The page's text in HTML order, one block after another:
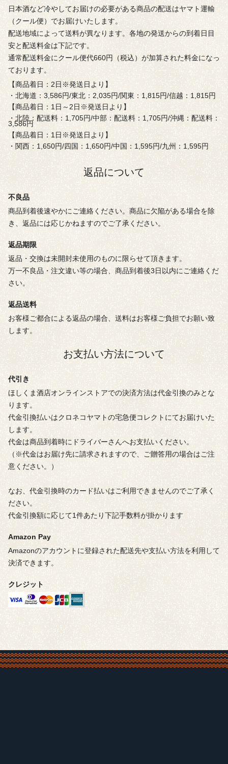
日本酒など冷やしてお届けの必要がある商品の配送はヤマト運輸
（クール便）でお届けいたします。
配送地域によって送料が異なります。各地の発送からの到着日目
安と配送料金は下記です。
通常配送料金にクール便代660円（税込）が加算された料金になっ
ております。
【商品着日：2日※発送日より】
・北海道：3,586円/東北：2,035円/関東：1,815円/信越：1,815円
【商品着日：1日～2日※発送日より】
・北陸：配送料：1,705円/中部：配送料：1,705円/沖縄：配送料：
3,586円
【商品着日：1日※発送日より】
・関西：1,650円/四国：1,650円/中国：1,595円/九州：1,595円
返品について
不良品
商品到着後速やかにご連絡ください。商品に欠陥がある場合を除
き、返品には応じかねますのでご了承ください。
返品期限
返品・交換は未開封未使用のものに限らせて頂きます。
万一不良品・注文違い等の場合、商品到着後3日以内にご連絡くだ
さい。
返品送料
お客様ご都合による返品の場合、送料はお客様ご負担でお願い致
します。
お支払い方法について
代引き
ほしくま酒店オンラインストアでの決済方法は代金引換のみとな
ります。
代金引換払いはクロネコヤマトの宅急便コレクトにてお届けいた
します。
代金は商品到着時にドライバーさんへお支払いください。
（※代金はお届け先に請求されますので、ご贈答用の場合はご注
意ください。）
なお、代金引換時のカード払いはご利用できませんのでご了承く
ださい。
代金引換額に応じて1件あたり下記手数料が掛かります
Amazon Pay
Amazonのアカウントに登録された配送先や支払い方法を利用して
決済できます。
クレジット